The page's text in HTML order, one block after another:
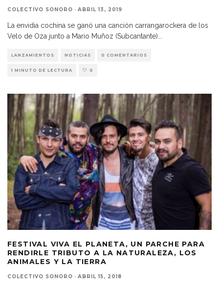
COLECTIVO SONORO · ABRIL 13, 2019
La envidia cochina se ganó una canción carrangarockera de los
Velo de Oza junto a Mario Muñoz (Subcantante)...
LANZAMIENTOS NOTICIAS 0 COMENTARIOS
1 MINUTO DE LECTURA 0
FESTIVAL VIVA EL PLANETA, UN PARCHE PARA
RENDIRLE TRIBUTO A LA NATURALEZA, LOS
ANIMALES Y LA TIERRA
COLECTIVO SONORO · ABRIL 15, 2018